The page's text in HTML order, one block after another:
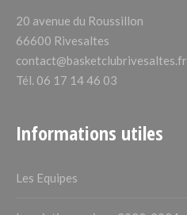
20 avenue du Roussillon
66600 Rivesaltes
contact@basketclubrivesaltes.fr
Tél. 06 17 14 46 03
Informations utiles
Les Equipes